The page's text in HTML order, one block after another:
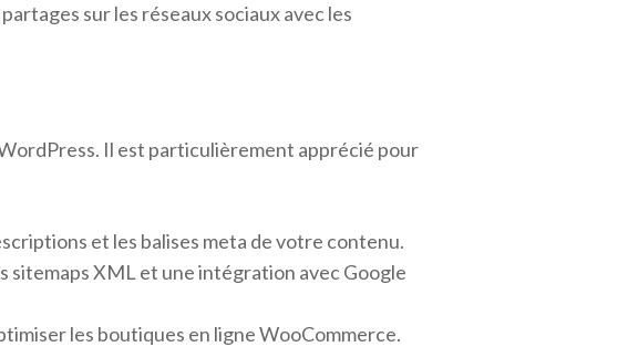
sur les réseaux sociaux avec les
Il est particulièrement apprécié pour
et les balises meta de votre contenu.
sitemaps XML et une intégration avec Google
les boutiques en ligne WooCommerce.